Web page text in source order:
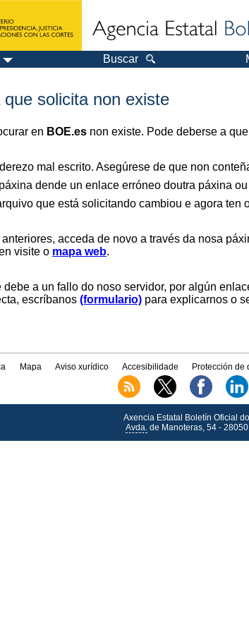
Buscar
solicita non existe
en BOE.es non existe. Pode deberse a
mal escrito. Asegúrese de que non
dende un enlace erróneo doutra páxina
que está solicitando cambiou e agora ten
acceda de novo a través da nosa
visite o mapa web.
debe a un fallo do noso servidor, por algún
escríbanos (formulario) para explicarnos o
Mapa Aviso xurídico Accesibilidade Protección de
Axencia Estatal Boletín Oficial
Avda.de Manoteras, 54 - 28050